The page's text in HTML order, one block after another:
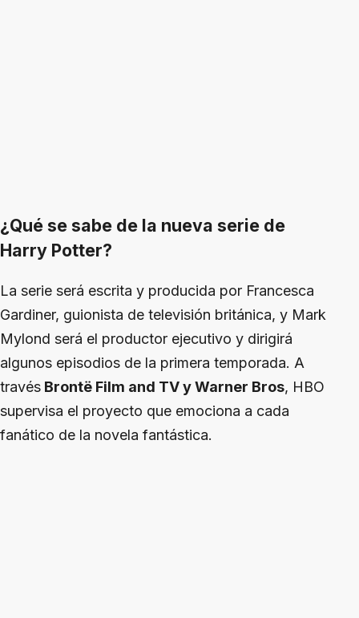
¿Qué se sabe de la nueva serie de
Harry Potter?
La serie será escrita y producida por Francesca
Gardiner, guionista de televisión británica, y Mark
Mylond será el productor ejecutivo y dirigirá
algunos episodios de la primera temporada. A
través Brontë Film and TV y Warner Bros, HBO
supervisa el proyecto que emociona a cada
fanático de la novela fantástica.